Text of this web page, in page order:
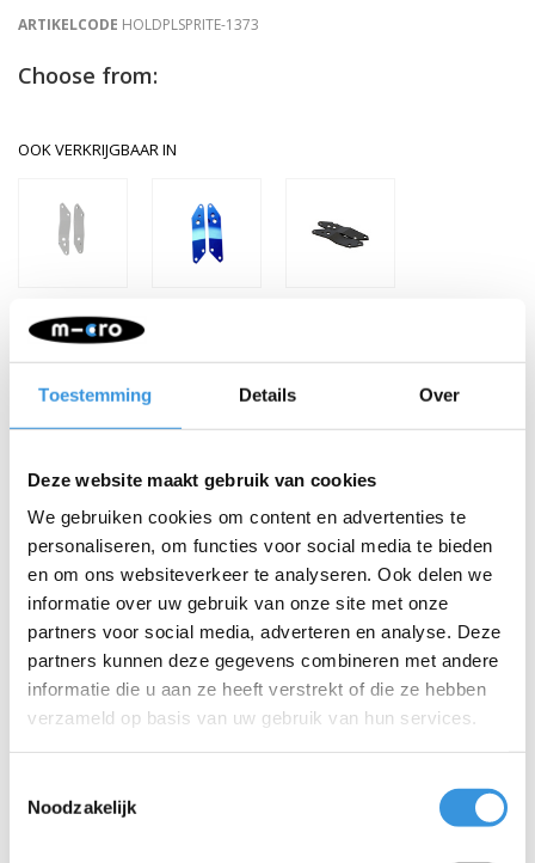
Toestemming Details Over
Deze website maakt gebruik van cookies
We gebruiken cookies om content en advertenties te
personaliseren, om functies voor social media te bieden
en om ons websiteverkeer te analyseren. Ook delen we
informatie over uw gebruik van onze site met onze
partners voor social media, adverteren en analyse. Deze
partners kunnen deze gegevens combineren met andere
informatie die u aan ze heeft verstrekt of die ze hebben
verzameld op basis van uw gebruik van hun services.
Noodzakelijk
ARTIKELCODE HOLDPLSPRITE-1373
Choose from:
OOK VERKRIJGBAAR IN
- + IN WINKELWAGEN
Gratis verzending vanaf €60
Beschrijving